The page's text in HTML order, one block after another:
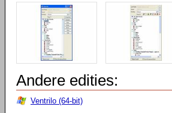
Andere edities:
Ventrilo (64-bit)